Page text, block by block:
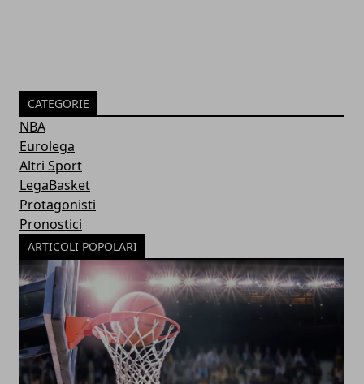
CATEGORIE
NBA
Eurolega
Altri Sport
LegaBasket
Protagonisti
Pronostici
ARTICOLI POPOLARI